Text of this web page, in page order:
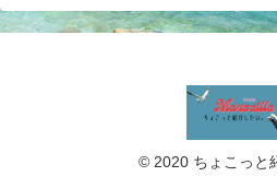
© 2020 ちょこっと